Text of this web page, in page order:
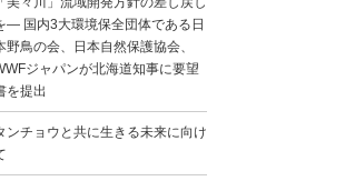
― 国内3大環境保全団体である日
野鳥の会、日本自然保護協会、
ジャパンが北海道知事に要望
を提出
ンチョウと共に生きる未来に向け